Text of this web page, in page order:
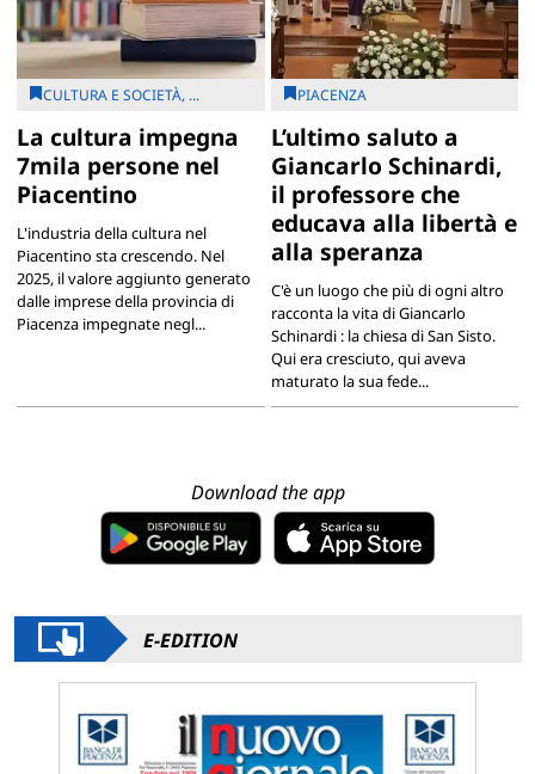
CULTURA E SOCIETÀ, ...
La cultura impegna
7mila persone nel
Piacentino
L'industria della cultura nel
Piacentino sta crescendo. Nel
2025, il valore aggiunto generato
dalle imprese della provincia di
Piacenza impegnate negl...
PIACENZA
L’ultimo saluto a
Giancarlo Schinardi,
il professore che
educava alla libertà e
alla speranza
C'è un luogo che più di ogni altro
racconta la vita di Giancarlo
Schinardi : la chiesa di San Sisto.
Qui era cresciuto, qui aveva
maturato la sua fede...
Download the app
E-EDITION